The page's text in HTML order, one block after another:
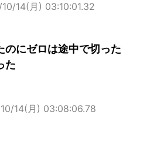
14(月) 03:10:01.32
のにゼロは途中で切った
た
14(月) 03:08:06.78